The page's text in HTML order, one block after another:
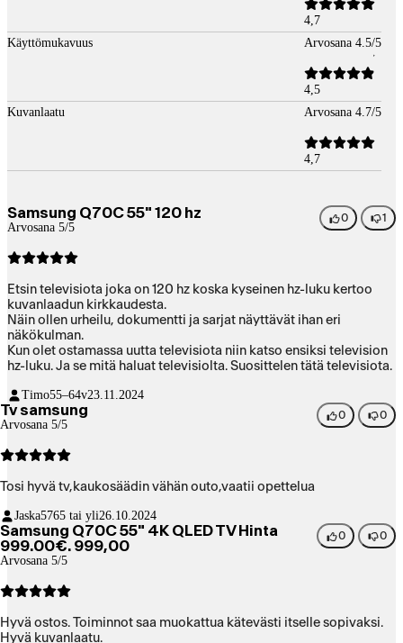
4,7
Käyttömukavuus
Arvosana 4.5/5
4,5
Kuvanlaatu
Arvosana 4.7/5
4,7
Samsung Q70C 55" 120 hz
Arvosana 5/5
0 1
Etsin televisiota joka on 120 hz koska kyseinen hz-luku kertoo
kuvanlaadun kirkkaudesta.
Näin ollen urheilu, dokumentti ja sarjat näyttävät ihan eri
näkökulman.
Kun olet ostamassa uutta televisiota niin katso ensiksi television
hz-luku. Ja se mitä haluat televisiolta. Suosittelen tätä televisiota.
Timo55–64v23.11.2024
Tv samsung
Arvosana 5/5
0 0
Tosi hyvä tv,kaukosäädin vähän outo,vaatii opettelua
Jaska5765 tai yli26.10.2024
Samsung Q70C 55" 4K QLED TV Hinta
999.00€. 999,00
Arvosana 5/5
0 0
Hyvä ostos. Toiminnot saa muokattua kätevästi itselle sopivaksi.
Hyvä kuvanlaatu.